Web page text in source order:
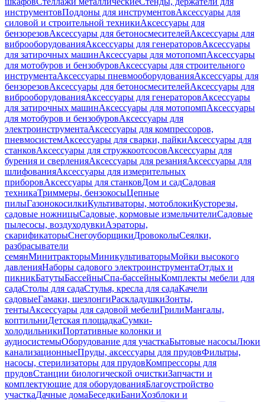
инструментовПоддоны для инструментовАксессуары для
силовой и строительной техникиАксессуары для
бензорезовАксессуары для бетоносмесителейАксессуары для
виброоборудованияАксессуары для генераторовАксессуары
для затирочных машинАксессуары для мотопомпАксессуары
для мотобуров и бензобуровАксессуары для строительного
инструментаАксессуары пневмооборудованияАксессуары для
бензорезовАксессуары для бетоносмесителейАксессуары для
виброоборудованияАксессуары для генераторовАксессуары
для затирочных машинАксессуары для мотопомпАксессуары
для мотобуров и бензобуровАксессуары для
электроинструментаАксессуары для компрессоров,
пневмосистемАксессуары для сварки, пайкиАксессуары для
станковАксессуары для стружкоотсосовАксессуары для
бурения и сверленияАксессуары для резанияАксессуары для
шлифованияАксессуары для измерительных
приборовАксессуары для станковДом и садСадовая
техникаТриммеры, бензокосыЦепные
пилыГазонокосилкиКультиваторы, мотоблокиКусторезы,
садовые ножницыСадовые, кормовые измельчителиСадовые
пылесосы, воздуходувкиАэраторы,
скарификаторыСнегоуборщикиДровоколыСеялки,
разбрасыватели
семянМинитракторыМиникультиваторыМойки высокого
давленияНаборы садового электроинструментаОтдых и
пикникБатутыБассейныСпа-бассейныКомплекты мебели для
садаСтолы для садаСтулья, кресла для садаКачели
садовыеГамаки, шезлонгиРаскладушкиЗонты,
тентыАксессуары для садовой мебелиГрилиМангалы,
коптильниДетская площадкаСумки-
холодильникиПортативные колонки и
аудиосистемыОборудование для участкаБытовые насосыЛюки
канализационныеПруды, аксессуары для прудовФильтры,
насосы, стерилизаторы для прудовКомпрессоры для
прудовСтанции биологической очисткиЗапчасти и
комплектующие для оборудованияБлагоустройство
участкаДачные домаБеседкиБаниХозблоки и